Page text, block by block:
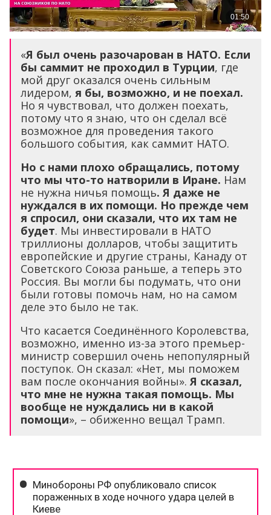
«Я был очень разочарован в НАТО. Если
бы саммит не проходил в Турции, где
мой друг оказался очень сильным
лидером, я бы, возможно, и не поехал.
Но я чувствовал, что должен поехать,
потому что я знаю, что он сделал всё
возможное для проведения такого
большого события, как саммит НАТО.
Но с нами плохо обращались, потому
что мы что-то натворили в Иране. Нам
не нужна ничья помощь. Я даже не
нуждался в их помощи. Но прежде чем
я спросил, они сказали, что их там не
будет. Мы инвестировали в НАТО
триллионы долларов, чтобы защитить
европейские и другие страны, Канаду от
Советского Союза раньше, а теперь это
Россия. Вы могли бы подумать, что они
были готовы помочь нам, но на самом
деле это было не так.
Что касается Соединённого Королевства,
возможно, именно из-за этого премьер-
министр совершил очень непопулярный
поступок. Он сказал: «Нет, мы поможем
вам после окончания войны».Я сказал,
что мне не нужна такая помощь. Мы
вообще не нуждались ни в какой
помощи», – обиженно вещал Трамп.